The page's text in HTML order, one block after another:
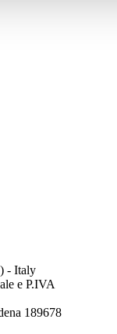
- Italy
e P.IVA
189678